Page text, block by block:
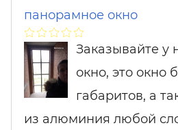
панорамное окно
Заказывайте у
окно, это окно
габаритов, а
из алюминия любой